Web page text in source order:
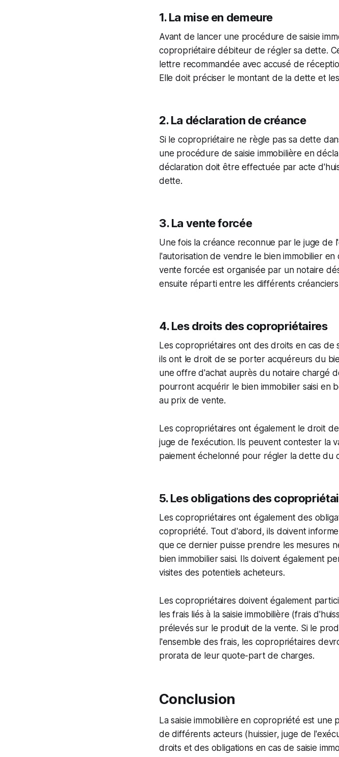
1. La mise en demeure
Avant de lancer une procédure de saisie
copropriétaire débiteur de régler sa dette.
lettre recommandée avec accusé de
Elle doit préciser le montant de la dette et
2. La déclaration de créance
Si le copropriétaire ne règle pas sa dette
une procédure de saisie immobilière en
déclaration doit être effectuée par acte
dette.
3. La vente forcée
Une fois la créance reconnue par le juge
l'autorisation de vendre le bien immobilier
vente forcée est organisée par un notaire
ensuite réparti entre les différents
4. Les droits des copropriétaires
Les copropriétaires ont des droits en cas de
ils ont le droit de se porter acquéreurs du
une offre d'achat auprès du notaire chargé
pourront acquérir le bien immobilier saisi
au prix de vente.
Les copropriétaires ont également le droit
juge de l'exécution. Ils peuvent contester la
paiement échelonné pour régler la dette du
5. Les obligations des
Les copropriétaires ont également des
copropriété. Tout d'abord, ils doivent
que ce dernier puisse prendre les mesures
bien immobilier saisi. Ils doivent également
visites des potentiels acheteurs.
Les copropriétaires doivent également
les frais liés à la saisie immobilière (frais
prélevés sur le produit de la vente. Si le
l'ensemble des frais, les copropriétaires
prorata de leur quote-part de charges.
Conclusion
La saisie immobilière en copropriété est
de différents acteurs (huissier, juge de
droits et des obligations en cas de saisie